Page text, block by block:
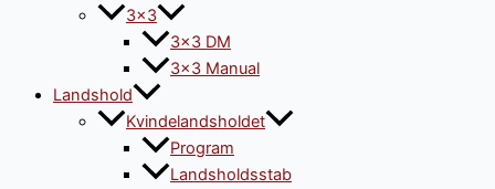
3×3
3×3 DM
3×3 Manual
Landshold
Kvindelandsholdet
Program
Landsholdsstab